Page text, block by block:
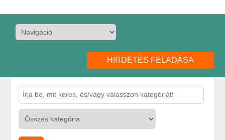
HIRDETÉS FELADÁSA